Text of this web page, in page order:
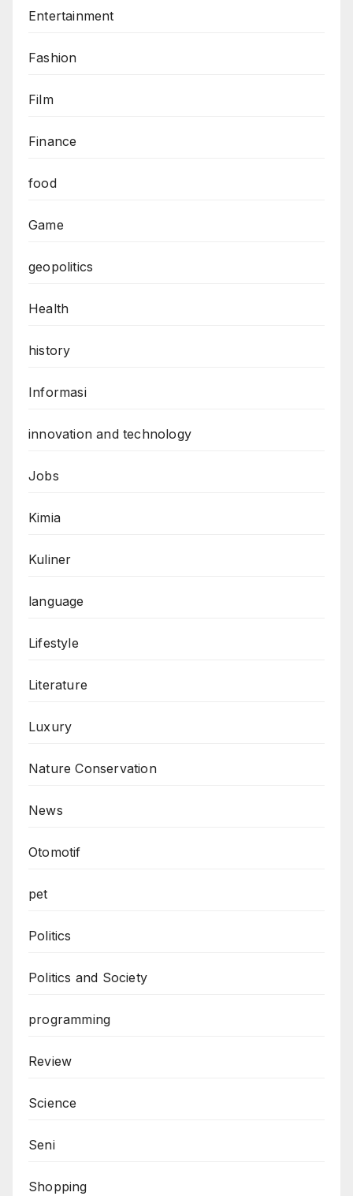
Entertainment
Fashion
Film
Finance
food
Game
geopolitics
Health
history
Informasi
innovation and technology
Jobs
Kimia
Kuliner
language
Lifestyle
Literature
Luxury
Nature Conservation
News
Otomotif
pet
Politics
Politics and Society
programming
Review
Science
Seni
Shopping